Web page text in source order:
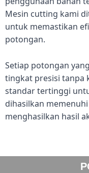
Mesin cutting kami
untuk memastikan
potongan.
Setiap potongan
tingkat presisi tanpa
standar tertinggi
dihasilkan
menghasilkan hasil